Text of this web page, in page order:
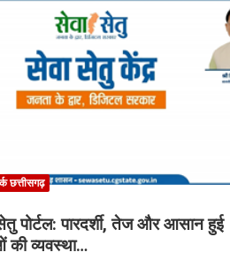
छत्तीसगढ़
पोर्टल: पारदर्शी, तेज और आसान हुई
की व्यवस्था…